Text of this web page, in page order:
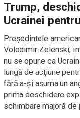
Trump,
Ucrainei
Preşedintele
Volodimir Zelenski,
nu se opune ca
lungă de acţiune
fără a-şi asuma un
prima deschidere
schimbare majoră